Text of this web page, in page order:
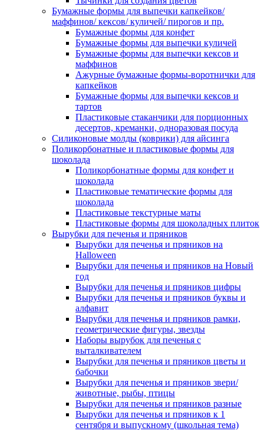
Бумажные формы для выпечки капкейков/
маффинов/ кексов/ куличей/ пирогов и пр.
Бумажные формы для конфет
Бумажные формы для выпечки куличей
Бумажные формы для выпечки кексов и
маффинов
Ажурные бумажные формы-воротнички для
капкейков
Бумажные формы для выпечки кексов и
тартов
Пластиковые стаканчики для порционных
десертов, креманки, одноразовая посуда
Силиконовые молды (коврики) для айсинга
Поликорбонатные и пластиковые формы для
шоколада
Поликорбонатные формы для конфет и
шоколада
Пластиковые тематические формы для
шоколада
Пластиковые текстурные маты
Пластиковые формы для шоколадных плиток
Вырубки для печенья и пряников
Вырубки для печенья и пряников на
Halloween
Вырубки для печенья и пряников на Новый
год
Вырубки для печенья и пряников цифры
Вырубки для печенья и пряников буквы и
алфавит
Вырубки для печенья и пряников рамки,
геометрические фигуры, звезды
Наборы вырубок для печенья с
выталкивателем
Вырубки для печенья и пряников цветы и
бабочки
Вырубки для печенья и пряников звери/
животные, рыбы, птицы
Вырубки для печенья и пряников разные
Вырубки для печенья и пряников к 1
сентября и выпускному (школьная тема)